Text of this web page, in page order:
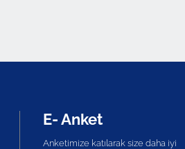
E- Anket
Anketimize katılarak size daha iyi